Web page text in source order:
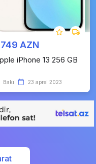
749 AZN
iPhone 13 256 GB
Bakı 23 aprel 2023